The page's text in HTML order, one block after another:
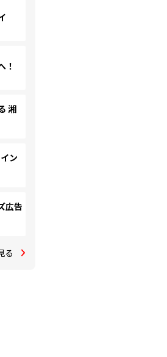
！
湘
ン
広告
る